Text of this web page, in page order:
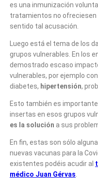
es una inmunización
tratamientos no ofreciesen
sentido tal acusación.
Luego está el tema de los
grupos vulnerables. En los
demostrado escaso
vulnerables, por ejemplo con
diabetes, hipertensión,
Esto también es
insertas en esos grupos
es la solución a sus
En fin, estas son sólo
nuevas vacunas para la
existentes podéis acudir al
médico Juan Gérvas